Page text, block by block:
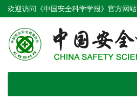
欢迎访问《中国安全科学学报》官方网站